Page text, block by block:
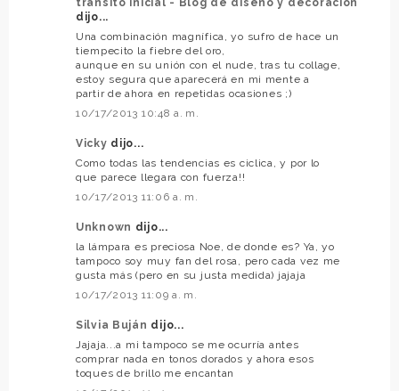
tránsito inicial - Blog de diseño y decoración
dijo...
Una combinación magnífica, yo sufro de hace un
tiempecito la fiebre del oro,
aunque en su unión con el nude, tras tu collage,
estoy segura que aparecerá en mi mente a
partir de ahora en repetidas ocasiones ;)
10/17/2013 10:48 a. m.
Vicky dijo...
Como todas las tendencias es ciclica, y por lo
que parece llegara con fuerza!!
10/17/2013 11:06 a. m.
Unknown dijo...
la lámpara es preciosa Noe, de donde es? Ya, yo
tampoco soy muy fan del rosa, pero cada vez me
gusta más (pero en su justa medida) jajaja
10/17/2013 11:09 a. m.
Silvia Buján dijo...
Jajaja...a mi tampoco se me ocurría antes
comprar nada en tonos dorados y ahora esos
toques de brillo me encantan